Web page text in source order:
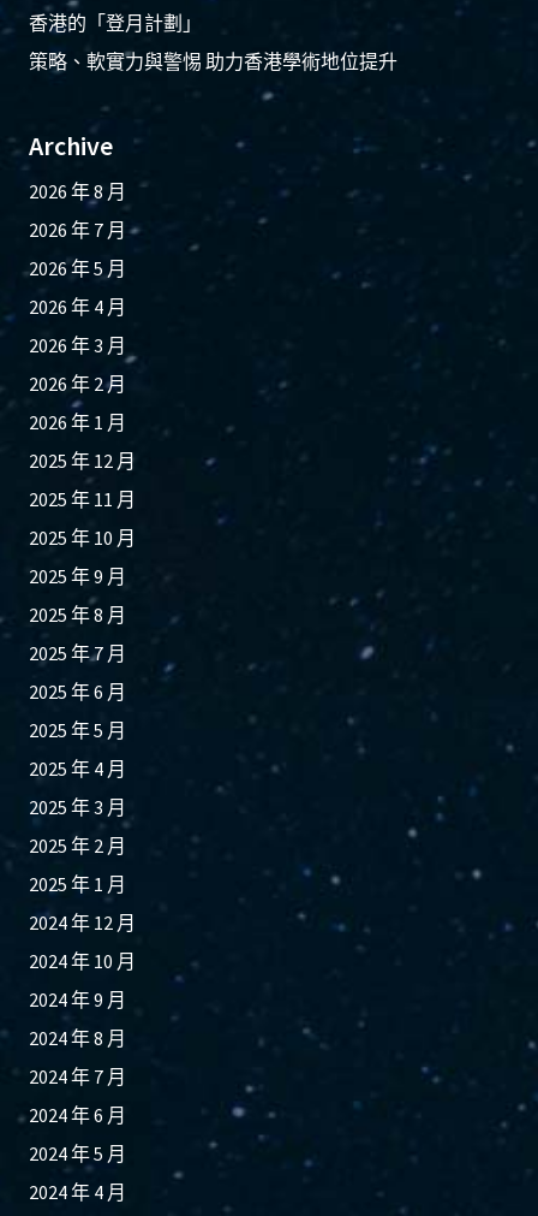
香港的「登月計劃」
策略、軟實力與警惕 助力香港學術地位提升
Archive
2026 年 8 月
2026 年 7 月
2026 年 5 月
2026 年 4 月
2026 年 3 月
2026 年 2 月
2026 年 1 月
2025 年 12 月
2025 年 11 月
2025 年 10 月
2025 年 9 月
2025 年 8 月
2025 年 7 月
2025 年 6 月
2025 年 5 月
2025 年 4 月
2025 年 3 月
2025 年 2 月
2025 年 1 月
2024 年 12 月
2024 年 10 月
2024 年 9 月
2024 年 8 月
2024 年 7 月
2024 年 6 月
2024 年 5 月
2024 年 4 月